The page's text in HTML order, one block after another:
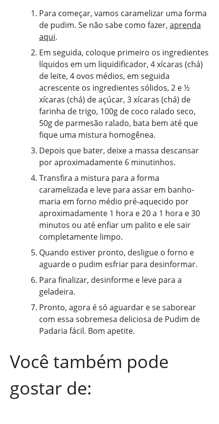
Para começar, vamos caramelizar uma forma
de pudim. Se não sabe como fazer, aprenda
aqui.
Em seguida, coloque primeiro os ingredientes
líquidos em um liquidificador, 4 xícaras (chá)
de leite, 4 ovos médios, em seguida
acrescente os ingredientes sólidos, 2 e ½
xícaras (chá) de açúcar, 3 xícaras (chá) de
farinha de trigo, 100g de coco ralado seco,
50g de parmesão ralado, bata bem até que
fique uma mistura homogênea.
Depois que bater, deixe a massa descansar
por aproximadamente 6 minutinhos.
Transfira a mistura para a forma
caramelizada e leve para assar em banho-
maria em forno médio pré-aquecido por
aproximadamente 1 hora e 20 a 1 hora e 30
minutos ou até enfiar um palito e ele sair
completamente limpo.
Quando estiver pronto, desligue o forno e
aguarde o pudim esfriar para desinformar.
Para finalizar, desinforme e leve para a
geladeira.
Pronto, agora é só aguardar e se saborear
com essa sobremesa deliciosa de Pudim de
Padaria fácil. Bom apetite.
Você também pode
gostar de: